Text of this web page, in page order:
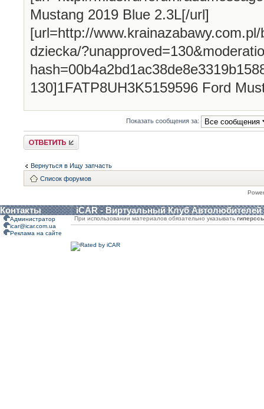
Mustang 2019 Blue 2.3L[/url]
[url=http://
dziecka/
130]1FATP8UH3K5159596 Ford
Показать сообщения за:
Ответить
Вернуться в Ищу запчасть
Список форумов
Контакты iCAR - Виртуальный Клуб Автолюбителей
Администратор
icar@icar.com.ua
Реклама на сайте
При использовании материалов обязательно указывать